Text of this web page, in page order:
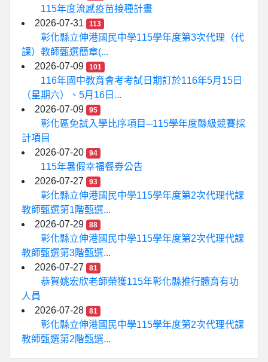
115年度流感疫苗接種計畫
2026-07-31
113
彰化縣立伸港國民中學115學年度第3次代理（代
課）教師甄選簡章(...
2026-07-09
101
116年國中教育會考考試日期訂於116年5月15日
（星期六）、5月16日...
2026-07-09
95
彰化區免試入學比序項目─115學年度縣級競賽採
計項目
2026-07-20
94
115年暑假幸福餐券公告
2026-07-27
93
彰化縣立伸港國民中學115學年度第2次代理代課
教師甄選第1階甄選...
2026-07-29
88
彰化縣立伸港國民中學115學年度第2次代理代課
教師甄選第3階甄選...
2026-07-27
81
恭賀姚宏欣老師榮獲115年彰化縣推行體育有功
人員
2026-07-28
81
彰化縣立伸港國民中學115學年度第2次代理代課
教師甄選第2階甄選...